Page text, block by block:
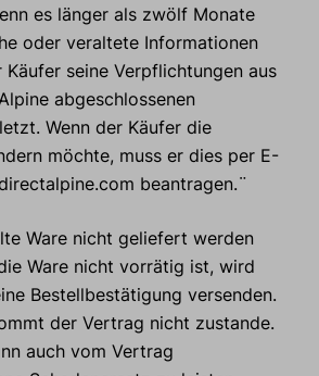
es länger als zwölf Monate
oder veraltete Informationen
seine Verpflichtungen aus
abgeschlossenen
Wenn der Käufer die
möchte, muss er dies per E-
beantragen.¨
Ware nicht geliefert werden
Ware nicht vorrätig ist, wird
Bestellbestätigung versenden.
der Vertrag nicht zustande.
auch vom Vertrag